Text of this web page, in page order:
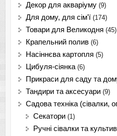
Декор для акваріуму (9)
Для дому, для сім'ї (174)
Товари для Великодня (45)
Крапельний полив (6)
Насіннєва картопля (5)
Цибуля-сіянка (6)
Прикраси для саду та
Тандири та аксесуари (9)
Садова техніка (сівалки,
Секатори (1)
Ручні сівалки та